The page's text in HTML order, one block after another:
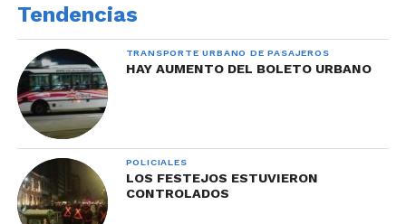
Tendencias
TRANSPORTE URBANO DE PASAJEROS
HAY AUMENTO DEL BOLETO URBANO
POLICIALES
LOS FESTEJOS ESTUVIERON
CONTROLADOS